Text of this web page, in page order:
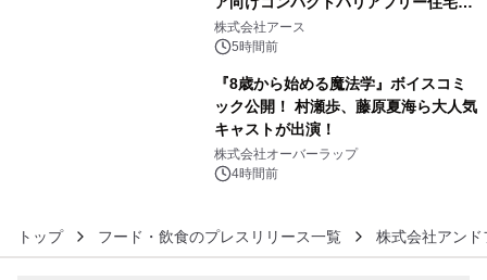
誕生
株式会社アース
5時間前
『8歳から始める魔法学』ボイスコミ
ック公開！ 村瀬歩、藤原夏海ら大人気
キャストが出演！
株式会社オーバーラップ
4時間前
トップ フード・飲食のプレスリリース一覧 株式会社アンド